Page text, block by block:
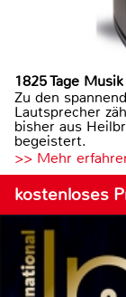
1825 Tage Musik
Zu den
Lautsprecher
bisher aus
begeistert.
>> Mehr
kostenloses